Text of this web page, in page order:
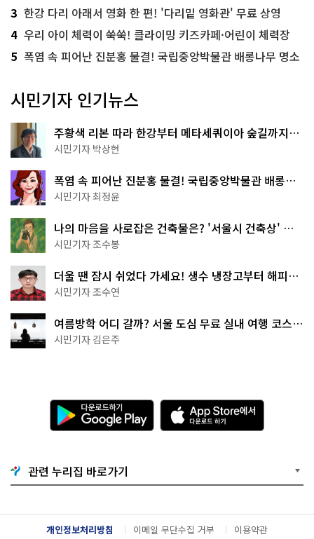
3 한강 다리 아래서 영화 한 편! '다리밑 영화관' 무료 상영
4 우리 아이 체력이 쑥쑥! 클라이밍 키즈카페·어린이 체력장
5 폭염 속 피어난 진분홍 물결! 국립중앙박물관 배롱나무 명소
시민기자 인기뉴스
주황색 리본 따라 한강부터 메타세쿼이아 숲길까지…
서울둘레길 15코스
시민기자 박상현
폭염 속 피어난 진분홍 물결! 국립중앙박물관 배롱나
무 명소
시민기자 최정윤
나의 마음을 사로잡은 건축물은? '서울시 건축상' 수
상작 공개!
시민기자 조수봉
더울 땐 잠시 쉬었다 가세요! 생수 냉장고부터 해피소
·무더위쉼터까지
시민기자 조수연
여름방학 어디 갈까? 서울 도심 무료 실내 여행 코스
추천
시민기자 김은주
다
운
로
기
G
o
g
l
e
A
p
p
e
서
다
운
관련 누리집 바로가기
개인정보처리방침 이메일 무단수집 거부 이용약관